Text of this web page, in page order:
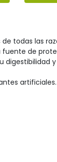
todas las
de
digestibilidad
artificiales.